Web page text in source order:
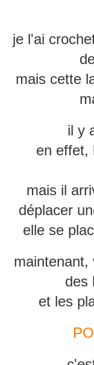
je l'ai
mais cette
il y
en effet,
mais il
déplacer
elle se
maintenant,
des
et les